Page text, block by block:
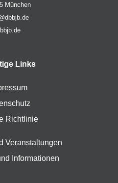
München
Links
Richtlinie
Veranstaltungen
Informationen